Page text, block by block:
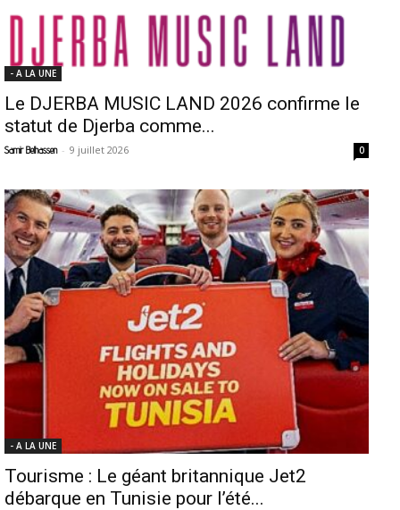
- A LA UNE
Le DJERBA MUSIC LAND 2026 confirme le
statut de Djerba comme...
Samir Belhassen - 9 juillet 2026 0
- A LA UNE
Tourisme : Le géant britannique Jet2
débarque en Tunisie pour l’été...